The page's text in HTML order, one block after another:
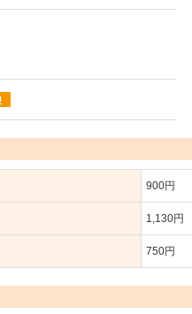
900円
1,130円
750円